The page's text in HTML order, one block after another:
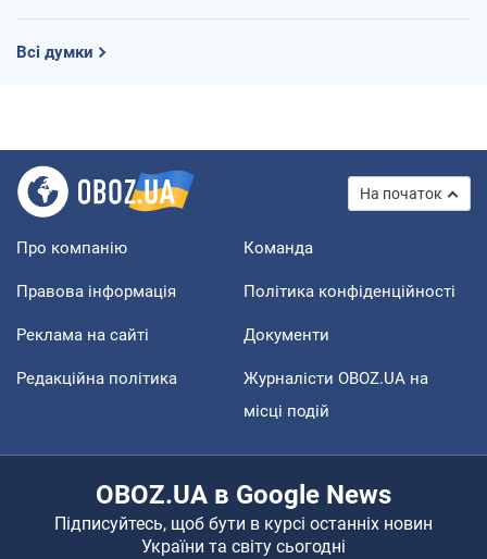
Всі думки
На початок
Про компанію Команда
Правова інформація Політика конфіденційності
Реклама на сайті Документи
Редакційна політика
Журналісти OBOZ.UA на
місці подій
OBOZ.UA в Google News
Підписуйтесь, щоб бути в курсі останніх новин
України та світу сьогодні